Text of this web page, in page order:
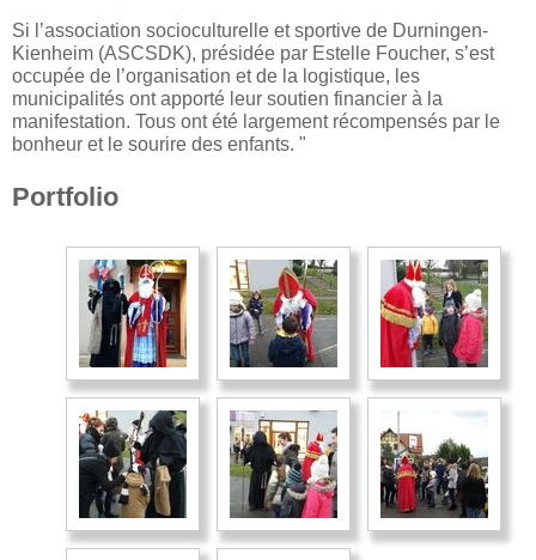
Si l’association socioculturelle et sportive de Durningen-
Kienheim (ASCSDK), présidée par Estelle Foucher, s’est
occupée de l’organisation et de la logistique, les
municipalités ont apporté leur soutien financier à la
manifestation. Tous ont été largement récompensés par le
bonheur et le sourire des enfants. "
Portfolio